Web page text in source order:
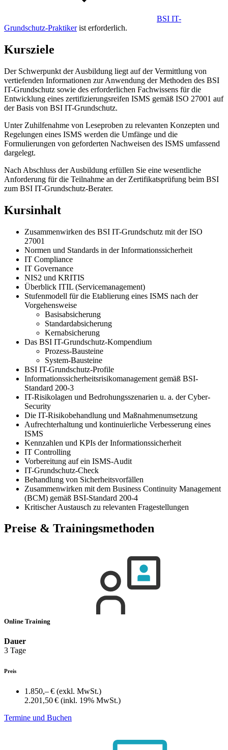
BSI IT-
Grundschutz-Praktikerist erforderlich.
Kursziele
Der Schwerpunkt der Ausbildung liegt auf der Vermittlung von
vertiefenden Informationen zur Anwendung der Methoden des BSI
IT-Grundschutz sowie des erforderlichen Fachwissens für die
Entwicklung eines zertifizierungsreifen ISMS gemäß ISO 27001 auf
der Basis von BSI IT-Grundschutz.
Unter Zuhilfenahme von Leseproben zu relevanten Konzepten und
Regelungen eines ISMS werden die Umfänge und die
Formulierungen von geforderten Nachweisen des ISMS umfassend
dargelegt.
Nach Abschluss der Ausbildung erfüllen Sie eine wesentliche
Anforderung für die Teilnahme an der Zertifikatsprüfung beim BSI
zum BSI IT-Grundschutz-Berater.
Kursinhalt
Zusammenwirken des BSI IT-Grundschutz mit der ISO
27001
Normen und Standards in der Informationssicherheit
IT Compliance
IT Governance
NIS2 und KRITIS
Überblick ITIL (Servicemanagement)
Stufenmodell für die Etablierung eines ISMS nach der
Vorgehensweise
Basisabsicherung
Standardabsicherung
Kernabsicherung
Das BSI IT-Grundschutz-Kompendium
Prozess-Bausteine
System-Bausteine
BSI IT-Grundschutz-Profile
Informationssicherheitsrisikomanagement gemäß BSI-
Standard 200-3
IT-Risikolagen und Bedrohungsszenarien u. a. der Cyber-
Security
Die IT-Risikobehandlung und Maßnahmenumsetzung
Aufrechterhaltung und kontinuierliche Verbesserung eines
ISMS
Kennzahlen und KPIs der Informationssicherheit
IT Controlling
Vorbereitung auf ein ISMS-Audit
IT-Grundschutz-Check
Behandlung von Sicherheitsvorfällen
Zusammenwirken mit dem Business Continuity Management
(BCM) gemäß BSI-Standard 200-4
Kritischer Austausch zu relevanten Fragestellungen
Preise & Trainingsmethoden
Online Training
Dauer
3 Tage
Preis
1.850,– € (exkl. MwSt.)
2.201,50 € (inkl. 19% MwSt.)
Termine und Buchen